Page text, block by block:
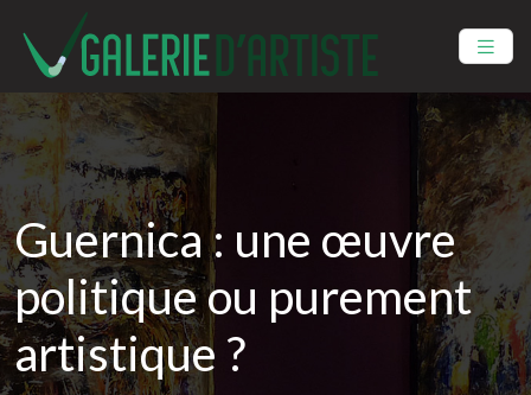
Guernica : une œuvre
politique ou purement
artistique ?